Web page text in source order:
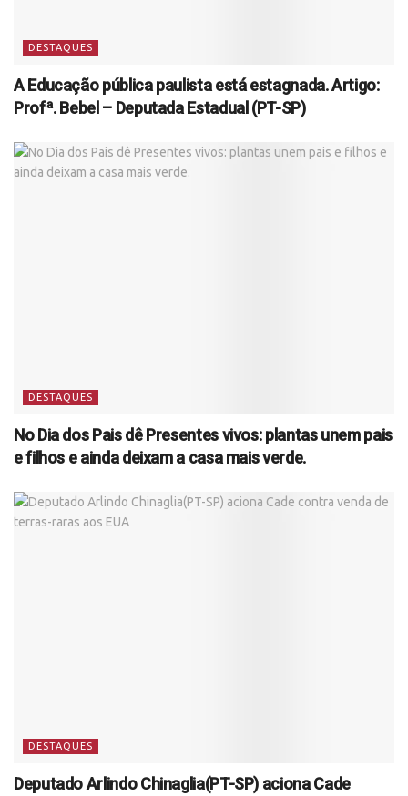
DESTAQUES
A Educação pública paulista está estagnada. Artigo:
Profª. Bebel – Deputada Estadual (PT-SP)
DESTAQUES
No Dia dos Pais dê Presentes vivos: plantas unem pais
e filhos e ainda deixam a casa mais verde.
DESTAQUES
Deputado Arlindo Chinaglia(PT-SP) aciona Cade